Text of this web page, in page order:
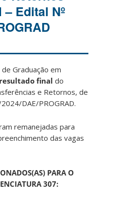
Edital Nº
Graduação em
resultado final do
e Retornos, de
DAE/PROGRAD.
remanejadas para
das vagas
PARA O
307: